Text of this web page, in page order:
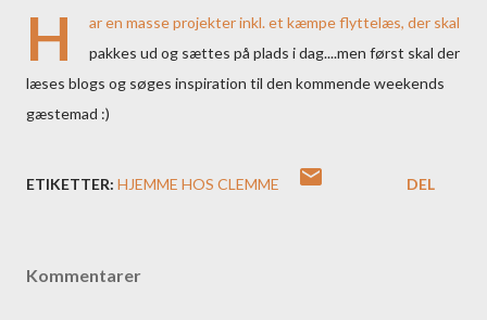
H
ar en masse projekter inkl. et kæmpe flyttelæs, der skal
pakkes ud og sættes på plads i dag....men først skal der
læses blogs og søges inspiration til den kommende weekends
gæstemad :)
ETIKETTER: HJEMME HOS CLEMME DEL
Kommentarer